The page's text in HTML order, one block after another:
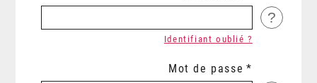
?
Identifiant oublié ?
Mot de passe